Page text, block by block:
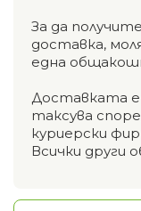
За да
доставка,
една
Доставката е
таксува
куриерски
Всички други